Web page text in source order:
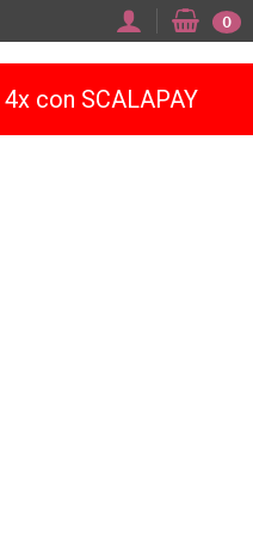
con SCALAPAY
0